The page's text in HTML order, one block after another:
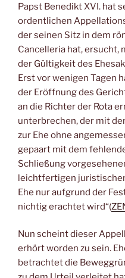
Papst Benedikt XVI. hat
ordentlichen
der seinen Sitz in dem
Cancelleria hat, ersucht,
der Gültigkeit des
Erst vor wenigen Tagen
der Eröffnung des
an die Richter der Rota
unterbrechen, der mit
zur Ehe ohne
gepaart mit dem
Schließung
leichtfertigen
Ehe nur aufgrund der
nichtig erachtet wird“(
Nun scheint dieser
erhört worden zu sein.
betrachtet die